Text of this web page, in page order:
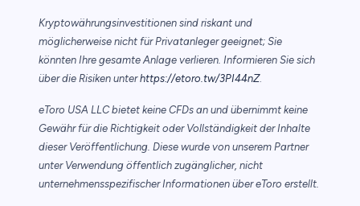
Kryptowährungsinvestitionen sind riskant und
möglicherweise nicht für Privatanleger geeignet; Sie
könnten Ihre gesamte Anlage verlieren. Informieren Sie sich
über die Risiken unter https://etoro.tw/3PI44nZ.
eToro USA LLC bietet keine CFDs an und übernimmt keine
Gewähr für die Richtigkeit oder Vollständigkeit der Inhalte
dieser Veröffentlichung. Diese wurde von unserem Partner
unter Verwendung öffentlich zugänglicher, nicht
unternehmensspezifischer Informationen über eToro erstellt.